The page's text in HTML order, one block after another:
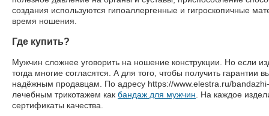
создания используются гипоаллергенные и гигроскопичные
время ношения.
Где купить?
Мужчин сложнее уговорить на ношение конструкции. Но если
тогда многие согласятся. А для того, чтобы получить гарантии
надёжным продавцам. По адресу https://www.elestra.ru/
лечебным трикотажем как бандаж для мужчин . На каждое
сертификаты качества.